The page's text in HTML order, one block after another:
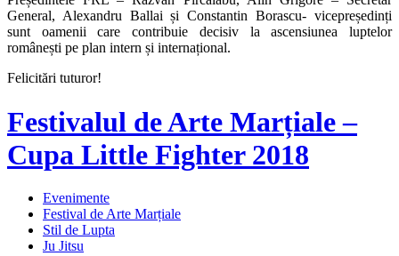
General, Alexandru Ballai și Constantin Borascu- vicepreședinți
sunt oamenii care contribuie decisiv la ascensiunea luptelor
românești pe plan intern și internațional.
Felicitări tuturor!
Festivalul de Arte Marțiale –
Cupa Little Fighter 2018
Evenimente
Festival de Arte Marțiale
Stil de Lupta
Ju Jitsu